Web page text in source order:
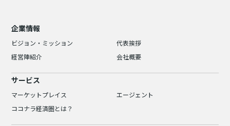
企業情報
ビジョン・ミッション
代表挨拶
経営陣紹介
会社概要
サービス
マーケットプレイス
エージェント
ココナラ経済圏とは？